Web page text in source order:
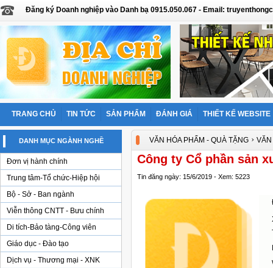
Đăng ký Doanh nghiệp vào Danh bạ 0915.050.067 - Email:
TRANG CHỦ TIN TỨC SẢN PHẨM ĐÁNH GIÁ THIẾT KẾ WEBSITE
DANH MỤC NGÀNH NGHỀ
Đơn vị hành chính
Trung tâm-Tổ chức-Hiệp hội
Bộ - Sở - Ban ngành
Viễn thông CNTT - Bưu chính
Di tích-Bảo tàng-Công viên
Giáo dục - Đào tạo
Dịch vụ - Thương mại - XNK
VĂN HÓA PHẨM - QUÀ TẶNG› VĂN
Công ty Cổ phần sản
Tin đăng ngày: 15/6/2019 - Xem: 5223